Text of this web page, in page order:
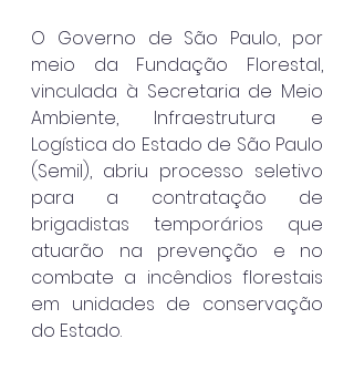
O Governo de São Paulo, por
meio da Fundação Florestal,
vinculada à Secretaria de Meio
Ambiente, Infraestrutura e
Logística do Estado de São Paulo
(Semil), abriu processo seletivo
para a contratação de
brigadistas temporários que
atuarão na prevenção e no
combate a incêndios florestais
em unidades de conservação
do Estado.